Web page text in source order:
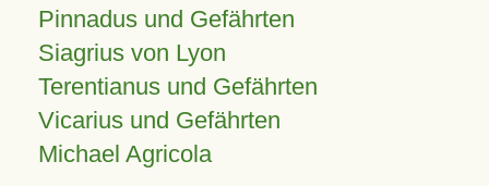
Pinnadus und Gefährten
Siagrius von Lyon
Terentianus und Gefährten
Vicarius und Gefährten
Michael Agricola